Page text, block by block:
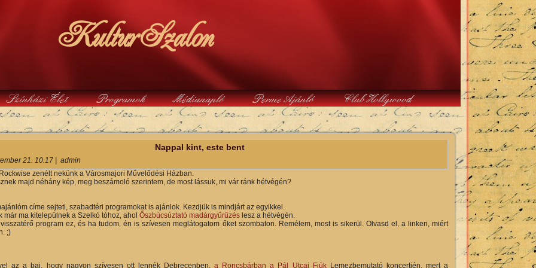
KulturSzalon
Színházi Élet Programok Médianapló Perme Ajánló Club Hollywood
Nappal kint, este bent
21. 10.17
admin
zenélt nekünk a Városmajori Művelődési Házban.
majd néhány kép, meg beszámoló szerintem, de most lássuk, mi vár ránk hétvégén?
címe sejteti, szabadtéri programokat is ajánlok. Kezdjük is mindjárt az egyikkel.
már ma kitelepülnek a Szelkó tóhoz, ahol Őszbúcsúztató madárgyűrűzés lesz a hétvégén.
program ez, és ha tudom, én is szívesen meglátogatom őket szombaton. Remélem, most is sikerül. Olvasd el, a linken, miért
;)
az a baj, hogy nagyon szívesen ott lennék Debrecenben,a Roncsbárban a Pál Utcai FiúkLemezbemutató koncertjén, mert a